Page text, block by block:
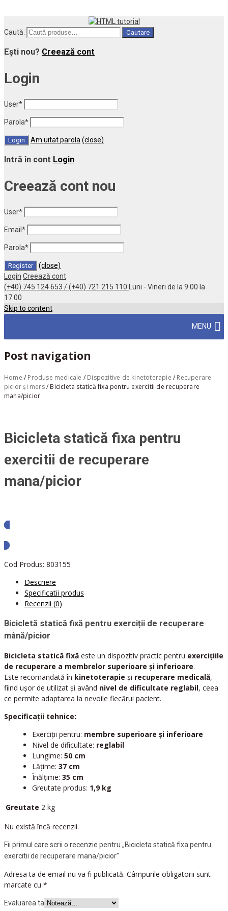
Caută: Cautare
Ești nou? Creează cont
Login
User*
Parola*
Am uitat parola (close)
Intră în cont Login
Creează cont nou
User*
Email *
Parola*
(close)
Login Creează cont
(+40) 745 124 653 / (+40) 721 215 110
Luni - Vineri de la 9.00 la
17.00
Skip to content
MENU
Post navigation
Home / Produse medicale / Dispozitive de kinetoterapie / Recuperare
picior și mers/ Bicicleta statică fixa pentru exercitii de recuperare
mana/picior
Bicicleta statică fixa pentru
exercitii de recuperare
mana/picior
Cod Produs: 803155
Descriere
Specificatii produs
Recenzii (0)
Bicicletă statică fixă pentru exerciții de recuperare
mână/picior
Bicicleta statică fixă este un dispozitiv practic pentru exercițiile
de recuperare a membrelor superioare și inferioare.
Este recomandată în kinetoterapie și recuperare medicală,
fiind ușor de utilizat și având nivel de dificultate reglabil, ceea
ce permite adaptarea la nevoile fiecărui pacient.
Specificații tehnice:
Exerciții pentru: membre superioare și inferioare
Nivel de dificultate: reglabil
Lungime: 50 cm
Lățime: 37 cm
Înălțime: 35 cm
Greutate produs: 1,9 kg
Greutate 2 kg
Nu există încă recenzii.
Fii primul care scrii o recenzie pentru „Bicicleta statică fixa pentru
exercitii de recuperare mana/picior”
Adresa ta de email nu va fi publicată. Câmpurile obligatorii sunt
marcate cu *
Evaluarea ta